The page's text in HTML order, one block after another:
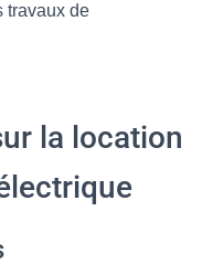
travaux de
la location